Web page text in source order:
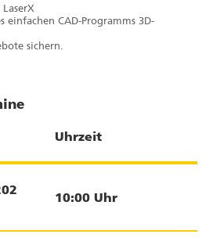
auf unseren
prozessoptimierten Bauens
der Hardware über die
wird und das
ist aber die über zwei
Anfang an eine echte
einfachen CAD-Programms 3D-
sichern.
Uhrzeit
10:00 Uhr